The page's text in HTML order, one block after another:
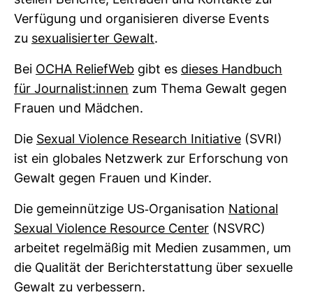
Ver­fü­gung und orga­ni­sieren diverse Events
zu sexua­li­sierter Gewalt.
Bei OCHA Reli­efWeb gibt es dieses Hand­buch
für Jour­na­list:innen zum Thema Gewalt gegen
Frauen und Mäd­chen.
Die Sexual Vio­lence Rese­arch Initia­tive (SVRI)
ist ein glo­bales Netz­werk zur Erfor­schung von
Gewalt gegen Frauen und Kinder.
Die gemein­nüt­zige US-​Orga­ni­sa­tion National
Sexual Vio­lence Resource Center (NSVRC)
arbeitet regel­mäßig mit Medien zusammen, um
die Qua­lität der Bericht­erstat­tung über sexu­elle
Gewalt zu ver­bes­sern.